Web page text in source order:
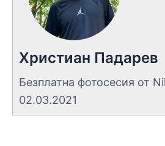
Христиан Падарев
Безплатна фотосесия от
02.03.2021